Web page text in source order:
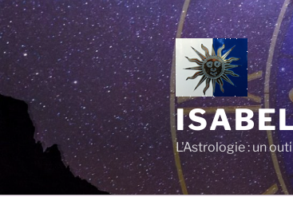
Aller
au
contenu
principal
L'Astrologie : un